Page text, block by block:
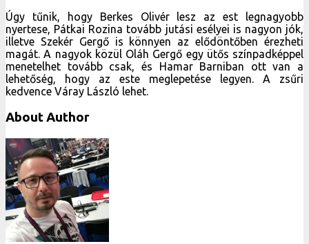
Úgy tűnik, hogy Berkes Olivér lesz az est legnagyobb
nyertese, Pátkai Rozina tovább jutási esélyei is nagyon jók,
illetve Szekér Gergő is könnyen az elődöntőben érezheti
magát. A nagyok közül Oláh Gergő egy ütős színpadképpel
menetelhet tovább csak, és Hamar Barniban ott van a
lehetőség, hogy az este meglepetése legyen. A zsűri
kedvence Váray László lehet.
About Author